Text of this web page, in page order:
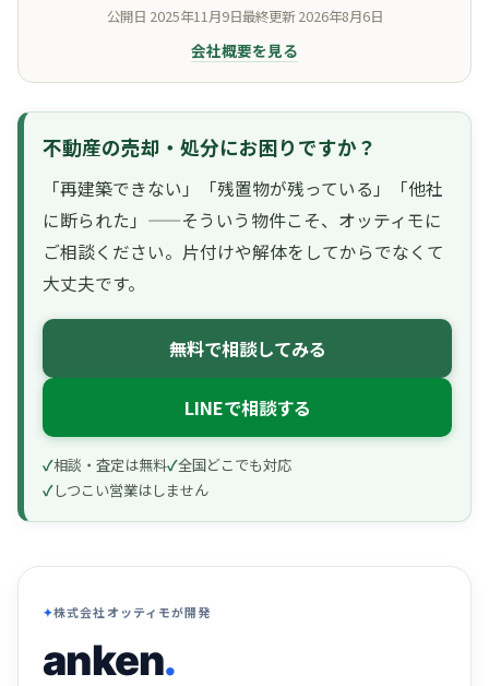
公開日 2025年11月9日最終更新2026年8月6日
会社概要を見る
不動産の売却・処分にお困りですか？
「再建築できない」「残置物が残っている」「他社
に断られた」——そういう物件こそ、オッティモに
ご相談ください。片付けや解体をしてからでなくて
大丈夫です。
無料で相談してみる
LINEで相談する
相談・査定は無料 全国どこでも対応
しつこい営業はしません
株式会社オッティモが開発
anken.